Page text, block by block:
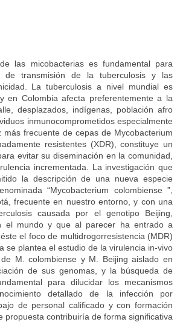
las micobacterias es fundamental para
de transmisión de la tuberculosis y las
La tuberculosis a nivel mundial es
en Colombia afecta preferentemente a la
desplazados, indígenas, población afro
inmunocomprometidos especialmente
frecuente de cepas de Mycobacterium
resistentes (XDR), constituye un
evitar su diseminación en la comunidad,
incrementada. La investigación que
la descripción de una nueva especie
“Mycobacterium colombiense ”,
frecuente en nuestro entorno, y con una
causada por el genotipo Beijing,
el mundo y que al parecer ha entrado a
el foco de multidrogorresistencia (MDR)
se plantea el estudio de la virulencia in-vivo
M. colombiense y M. Beijing aislado en
de sus genomas, y la búsqueda de
para dilucidar los mecanismos
detallado de la infección por
de personal calificado y con formación
propuesta contribuiría de forma significativa